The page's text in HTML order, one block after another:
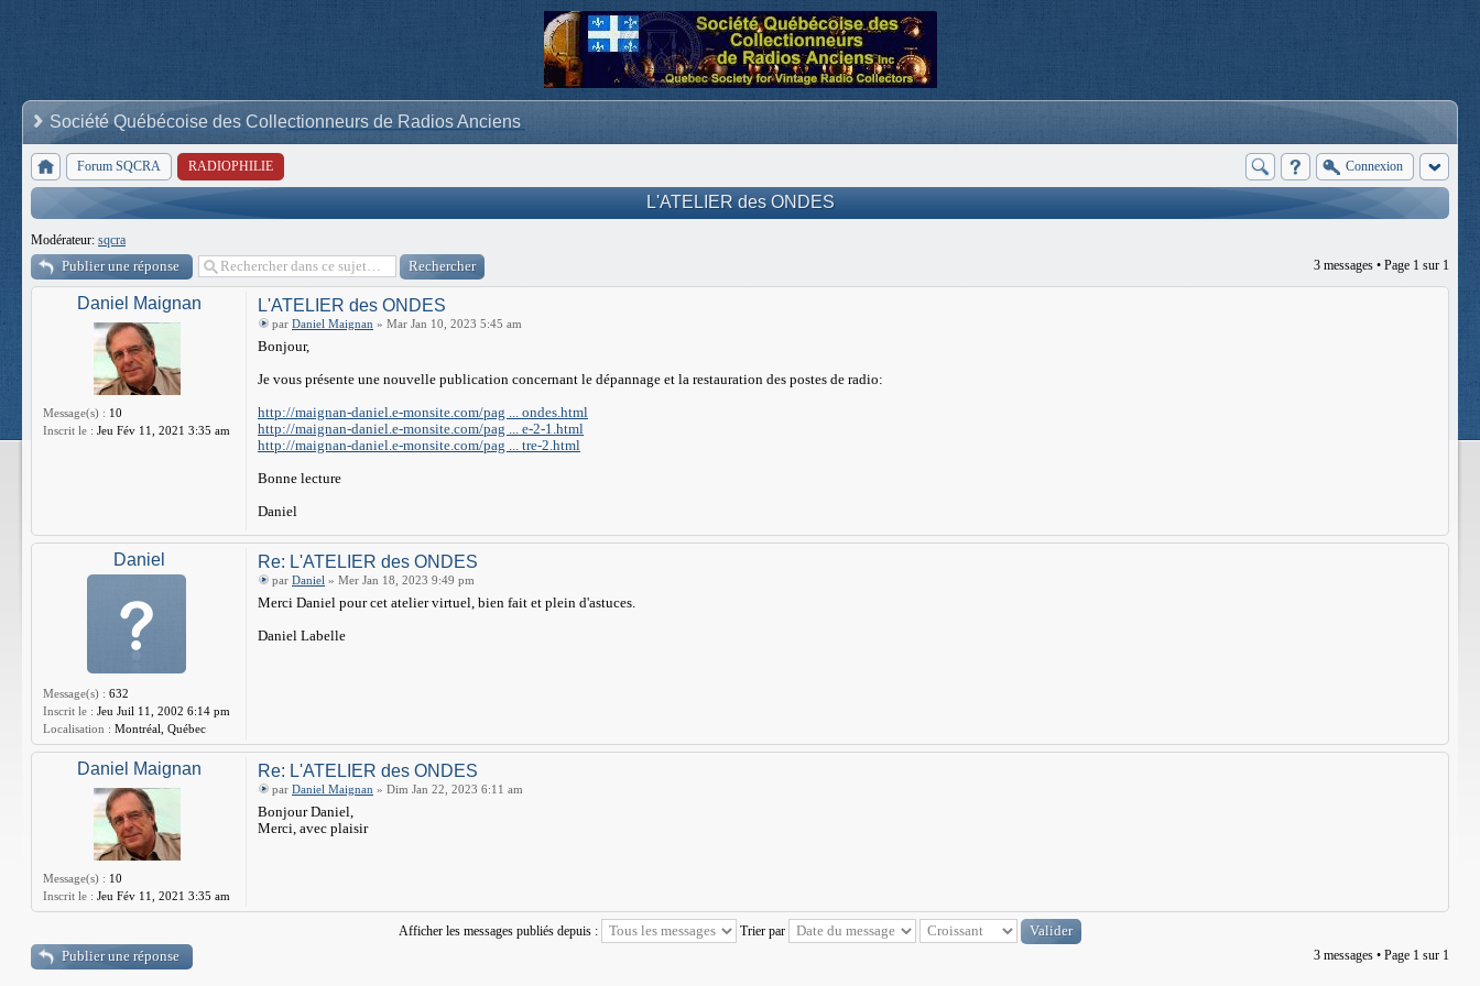
Société Québécoise des Collectionneurs de Radios Anciens
Forum SQCRA RADIOPHILIE Connexion
L'ATELIER des ONDES
Modérateur: sqcra
Publier une réponse 3 messages • Page 1 sur 1
Daniel Maignan
Message(s) : 10
Inscrit le : Jeu Fév 11, 2021 3:35 am
L'ATELIER des ONDES
par Daniel Maignan » Mar Jan 10, 2023 5:45 am
Bonjour,
Je vous présente une nouvelle publication concernant le dépannage et la restauration des postes de radio:
http://maignan-daniel.e-monsite.com/pag ... ondes.html
http://maignan-daniel.e-monsite.com/pag ... e-2-1.html
http://maignan-daniel.e-monsite.com/pag ... tre-2.html
Bonne lecture
Daniel
Daniel
Message(s) : 632
Inscrit le : Jeu Juil 11, 2002 6:14 pm
Localisation : Montréal, Québec
Re: L'ATELIER des ONDES
par Daniel » Mer Jan 18, 2023 9:49 pm
Merci Daniel pour cet atelier virtuel, bien fait et plein d'astuces.
Daniel Labelle
Daniel Maignan
Message(s) : 10
Inscrit le : Jeu Fév 11, 2021 3:35 am
Re: L'ATELIER des ONDES
par Daniel Maignan » Dim Jan 22, 2023 6:11 am
Bonjour Daniel,
Merci, avec plaisir
Afficher les messages publiés depuis : Trier par
Publier une réponse 3 messages • Page 1 sur 1